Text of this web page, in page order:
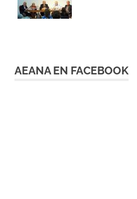
AEANA EN FACEBOOK